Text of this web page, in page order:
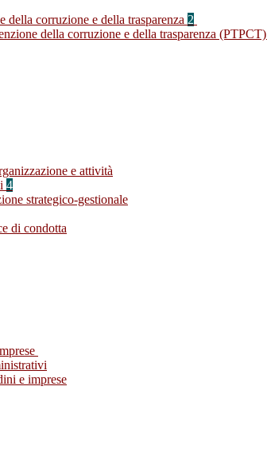
della corruzione e della trasparenza 2
della corruzione e della trasparenza (PTPCT)
e attività
4
strategico-gestionale
di condotta
e imprese